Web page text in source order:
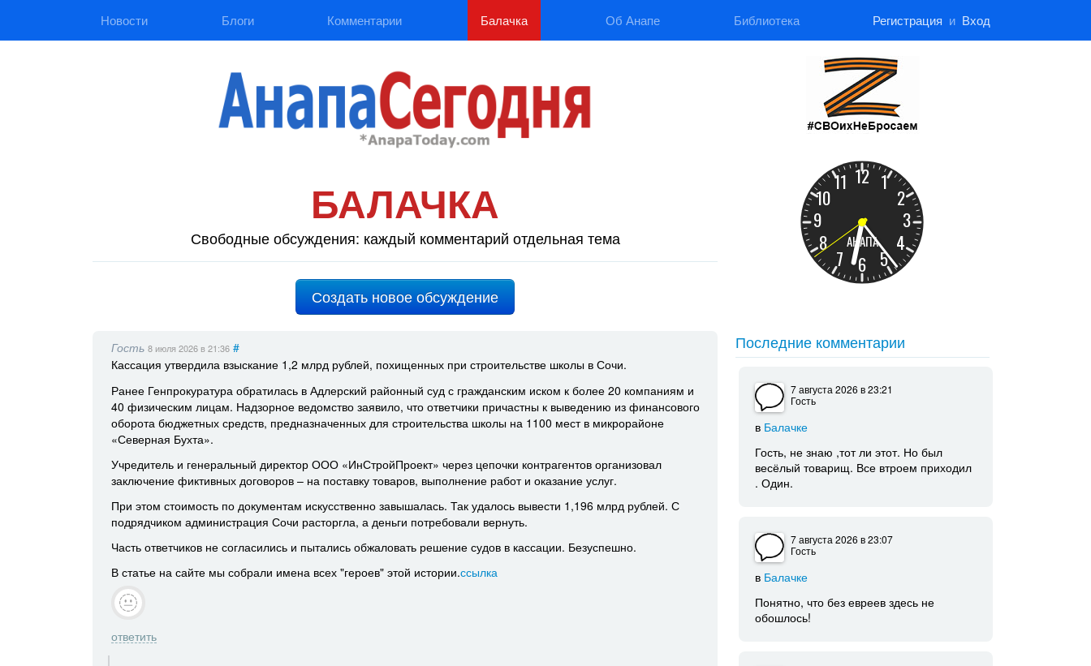
Новости Блоги Комментарии Балачка Об Анапе Библиотека Регистрация и Вход
БАЛАЧКА
Свободные обсуждения: каждый комментарий отдельная тема
Создать новое обсуждение
Гость 8 июля 2026 в 21:36 #
Кассация утвердила взыскание 1,2 млрд рублей, похищенных при строительстве школы в Сочи.
Ранее Генпрокуратура обратилась в Адлерский районный суд с гражданским иском к более 20 компаниям и
40 физическим лицам. Надзорное ведомство заявило, что ответчики причастны к выведению из финансового
оборота бюджетных средств, предназначенных для строительства школы на 1100 мест в микрорайоне
«Северная Бухта».
Учредитель и генеральный директор ООО «ИнСтройПроект» через цепочки контрагентов организовал
заключение фиктивных договоров – на поставку товаров, выполнение работ и оказание услуг.
При этом стоимость по документам искусственно завышалась. Так удалось вывести 1,196 млрд рублей. С
подрядчиком администрация Сочи расторгла, а деньги потребовали вернуть.
Часть ответчиков не согласились и пытались обжаловать решение судов в кассации. Безуспешно.
В статье на сайте мы собрали имена всех "героев" этой истории.ссылка
ответить
Последние комментарии
7 августа 2026в 23:21
Гость
в Балачке
Гость, не знаю ,тот ли этот. Но был
весёлый товарищ. Все втроем приходил
. Один.
7 августа 2026в 23:07
Гость
в Балачке
Понятно, что без евреев здесь не
обошлось!